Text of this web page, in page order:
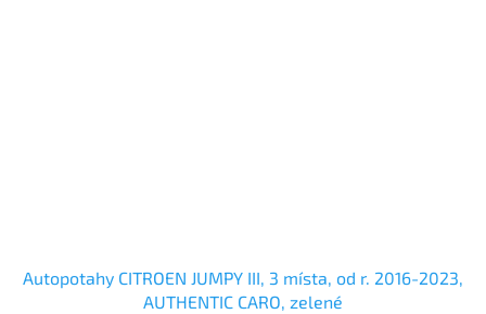
Autopotahy CITROEN JUMPY III, 3 místa, od r. 2016-2023,
AUTHENTIC CARO, zelené